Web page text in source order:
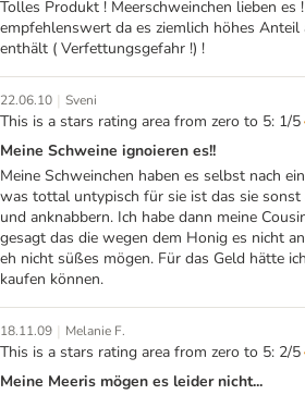
Tolles Produkt ! Meerschweinchen lieben es
empfehlenswert da es ziemlich höhes Anteil
enthält ( Verfettungsgefahr !) !
22.06.10 | Sveni
This is a stars rating area from zero to 5: 1/5
Meine Schweine ignoieren es!!
Meine Schweinchen haben es selbst nach
was tottal untypisch für sie ist das sie
und anknabbern. Ich habe dann meine
gesagt das die wegen dem Honig es nicht
eh nicht süßes mögen. Für das Geld hätte
kaufen können.
18.11.09 | Melanie F.
This is a stars rating area from zero to 5: 2/5
Meine Meeris mögen es leider nicht...